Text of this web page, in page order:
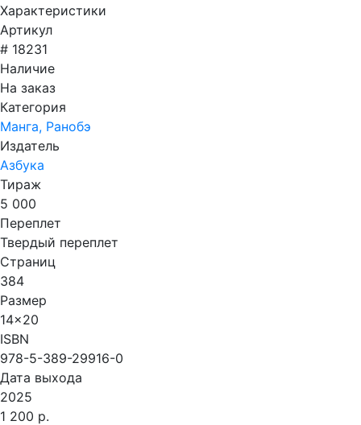
Характеристики
Артикул
# 18231
Наличие
На заказ
Категория
Манга, Ранобэ
Издатель
Азбука
Тираж
5 000
Переплет
Твердый переплет
Страниц
384
Размер
14x20
ISBN
978-5-389-29916-0
Дата выхода
2025
1 200 р.